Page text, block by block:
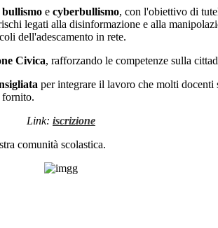
bullismo e cyberbullismo, con l'obiettivo di
legati alla disinformazione e alla
dell'adescamento in rete.
Civica, rafforzando le competenze sulla
per integrare il lavoro che molti docenti
fornito.
Link: iscrizione
comunità scolastica.